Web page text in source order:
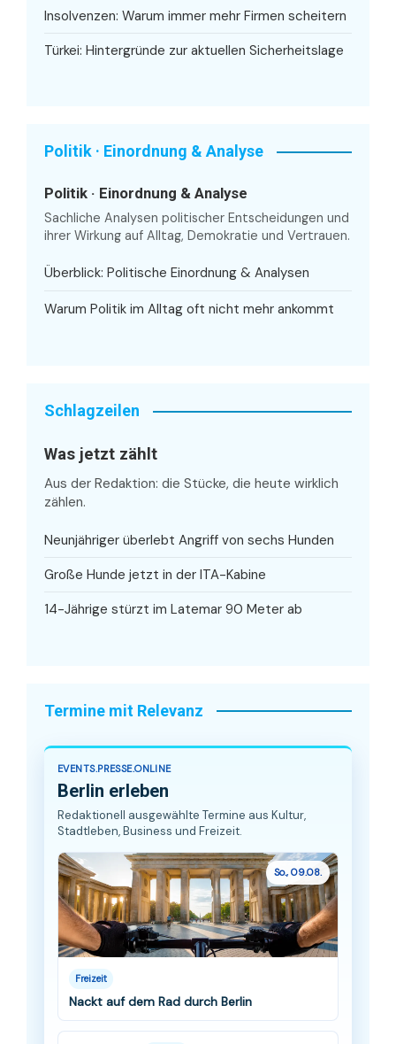
Insolvenzen: Warum immer mehr Firmen scheitern
Türkei: Hintergründe zur aktuellen Sicherheitslage
Politik · Einordnung & Analyse
Politik · Einordnung & Analyse
Sachliche Analysen politischer Entscheidungen und
ihrer Wirkung auf Alltag, Demokratie und Vertrauen.
Überblick: Politische Einordnung & Analysen
Warum Politik im Alltag oft nicht mehr ankommt
Schlagzeilen
Was jetzt zählt
Aus der Redaktion: die Stücke, die heute wirklich
zählen.
Neunjähriger überlebt Angriff von sechs Hunden
Große Hunde jetzt in der ITA-Kabine
14-Jährige stürzt im Latemar 90 Meter ab
Termine mit Relevanz
EVENTS.PRESSE.ONLINE
Berlin erleben
Redaktionell ausgewählte Termine aus Kultur,
Stadtleben, Business und Freizeit.
So., 09.08.
Freizeit
Nackt auf dem Rad durch Berlin